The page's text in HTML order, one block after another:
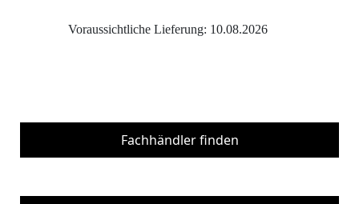
Voraussichtliche Lieferung: 10.08.2026
Fachhändler finden